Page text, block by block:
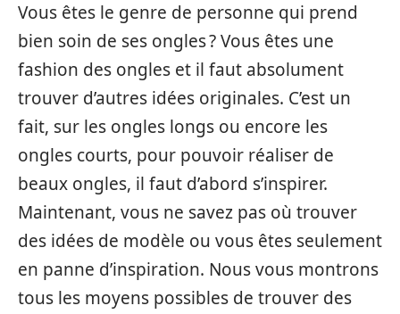
Vous êtes le genre de personne qui prend
bien soin de ses ongles ? Vous êtes une
fashion des ongles et il faut absolument
trouver d’autres idées originales. C’est un
fait, sur les ongles longs ou encore les
ongles courts, pour pouvoir réaliser de
beaux ongles, il faut d’abord s’inspirer.
Maintenant, vous ne savez pas où trouver
des idées de modèle ou vous êtes seulement
en panne d’inspiration. Nous vous montrons
tous les moyens possibles de trouver des